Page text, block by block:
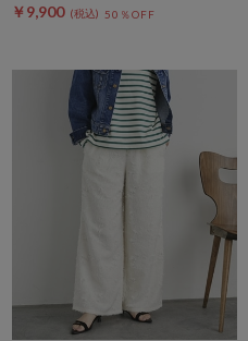
￥9,900 50％OFF